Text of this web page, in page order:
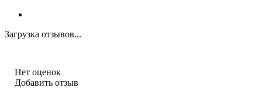
Загрузка отзывов...
Нет оценок
Добавить отзыв